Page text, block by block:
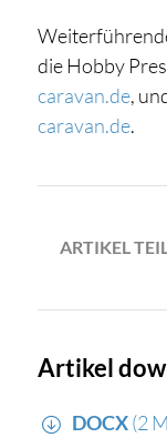
die Hobby
caravan.de,
caravan.de.
ARTIKEL
Artikel
DOCX(2